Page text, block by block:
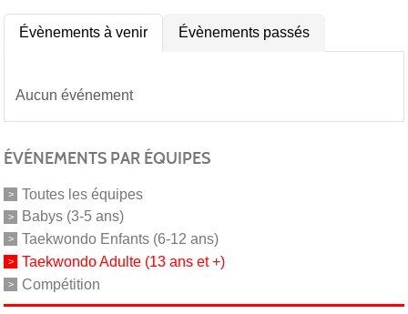
Évènements à venir Évènements passés
Aucun événement
ÉVÉNEMENTS PAR ÉQUIPES
Toutes les équipes
Babys (3-5 ans)
Taekwondo Enfants (6-12 ans)
Taekwondo Adulte (13 ans et +)
Compétition